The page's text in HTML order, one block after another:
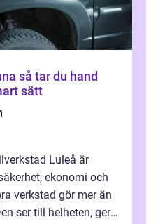
sätt
Luleå är
ekonomi och
verkstad gör mer än
ser till helheten, ger